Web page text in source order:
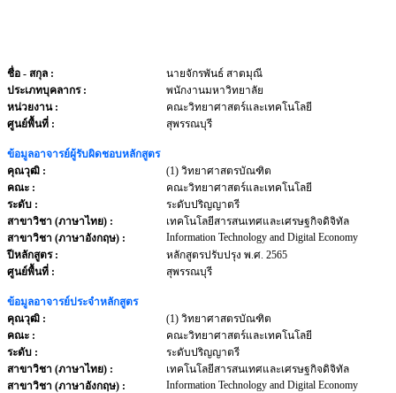
ชื่อ - สกุล :
นายจักรพันธ์ สาตมุณี
ประเภทบุคลากร :
พนักงานมหาวิทยาลัย
หน่วยงาน :
คณะวิทยาศาสตร์และเทคโนโลยี
ศูนย์พื้นที่ :
สุพรรณบุรี
ข้อมูลอาจารย์ผู้รับผิดชอบหลักสูตร
คุณวุฒิ :
(1) วิทยาศาสตรบัณฑิต
คณะ :
คณะวิทยาศาสตร์และเทคโนโลยี
ระดับ :
ระดับปริญญาตรี
สาขาวิชา (ภาษาไทย) :
เทคโนโลยีสารสนเทศและเศรษฐกิจดิจิทัล
สาขาวิชา (ภาษาอังกฤษ) :
Information Technology and Digital Economy
ปีหลักสูตร :
หลักสูตรปรับปรุง พ.ศ. 2565
ศูนย์พื้นที่ :
สุพรรณบุรี
ข้อมูลอาจารย์ประจำหลักสูตร
คุณวุฒิ :
(1) วิทยาศาสตรบัณฑิต
คณะ :
คณะวิทยาศาสตร์และเทคโนโลยี
ระดับ :
ระดับปริญญาตรี
สาขาวิชา (ภาษาไทย) :
เทคโนโลยีสารสนเทศและเศรษฐกิจดิจิทัล
สาขาวิชา (ภาษาอังกฤษ) :
Information Technology and Digital Economy